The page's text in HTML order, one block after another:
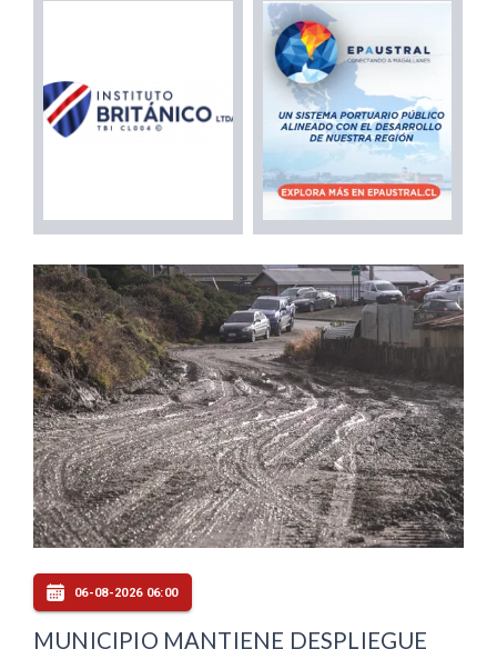
06-08-2026 06:00
MUNICIPIO MANTIENE DESPLIEGUE